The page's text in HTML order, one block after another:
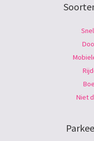
Niet